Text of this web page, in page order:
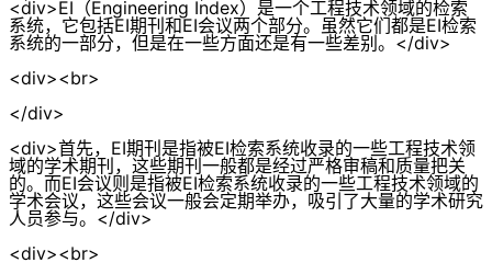
<div>EI（Engineering Index）是一个工程技术领域的检索
系统，它包括EI期刊和EI会议两个部分。虽然它们都是EI检索
系统的一部分，但是在一些方面还是有一些差别。</div>
<div><br>
</div>
<div>首先，EI期刊是指被EI检索系统收录的一些工程技术领
域的学术期刊，这些期刊一般都是经过严格审稿和质量把关
的。而EI会议则是指被EI检索系统收录的一些工程技术领域的
学术会议，这些会议一般会定期举办，吸引了大量的学术研究
人员参与。</div>
<div><br>